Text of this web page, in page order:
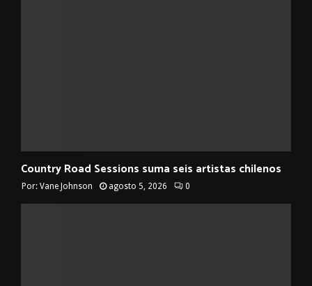
Country Road Sessions suma seis artistas chilenos
Por: Vane Johnson agosto 5, 2026 0